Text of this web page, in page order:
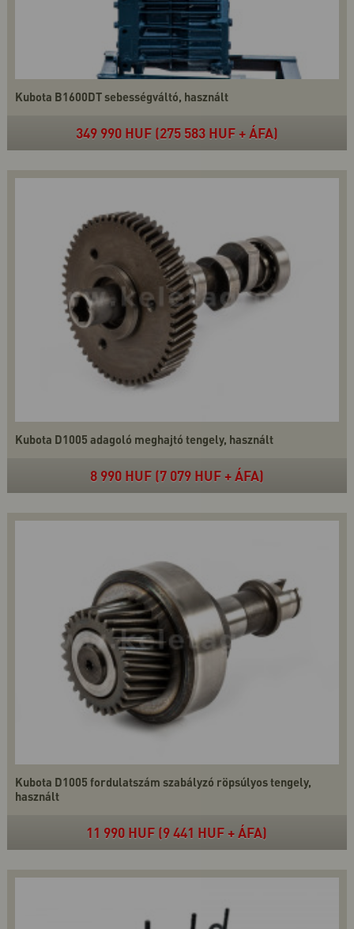
Kubota B1600DT sebességváltó, használt
349 990 HUF (275 583 HUF + ÁFA)
Kubota D1005 adagoló meghajtó tengely, használt
8 990 HUF (7 079 HUF + ÁFA)
Kubota D1005 fordulatszám szabályzó röpsúlyos tengely,
használt
11 990 HUF (9 441 HUF + ÁFA)